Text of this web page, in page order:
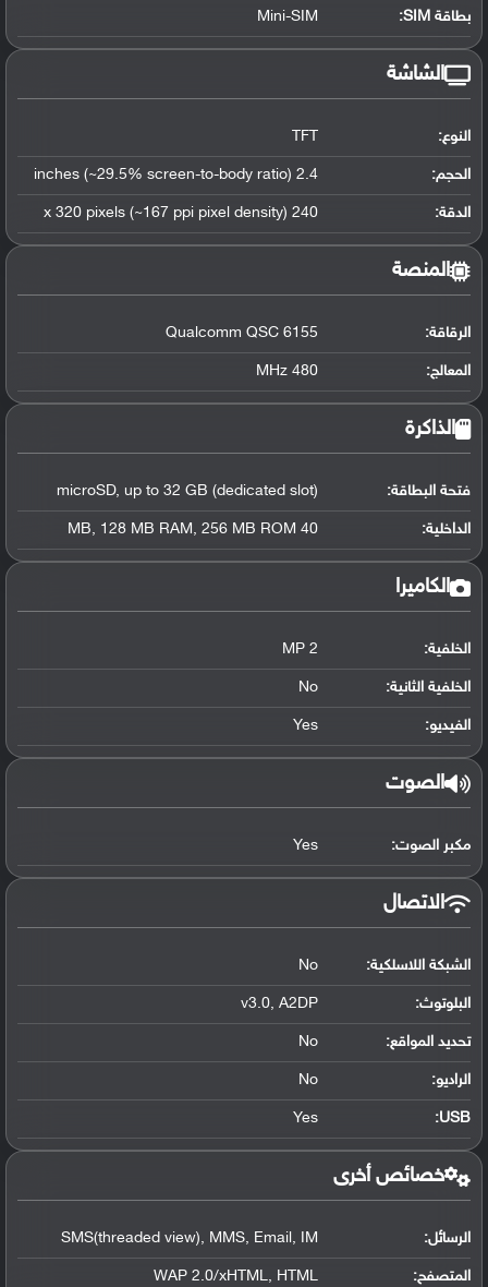
بطاقة SIM: Mini-SIM
الشاشة
النوع: TFT
الحجم: 2.4 inches (~29.5% screen-to-body ratio)
الدقة: 240 x 320 pixels (~167 ppi pixel density)
المنصة
الرقاقة:
Qualcomm QSC 6155
المعالج:
480 MHz
الذاكرة
فتحة البطاقة: microSD, up to 32 GB (dedicated slot)
الداخلية: 40 MB, 128 MB RAM, 256 MB ROM
الكاميرا
الخلفية: 2 MP
الخلفية الثانية: No
الفيديو: Yes
الصوت
مكبر الصوت: Yes
الاتصال
الشبكة اللاسلكية: No
البلوتوث:
v3.0, A2DP
تحديد المواقع:
No
الراديو: No
USB
:
Yes
خصائص أخرى
الرسائل: SMS(threaded view), MMS, Email, IM
المتصفح: WAP 2.0/xHTML, HTML